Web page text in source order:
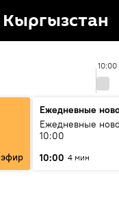
Кыргызстан
10:00
эфир
Ежедневные
Ежедневные
10:00
10:00 4 мин